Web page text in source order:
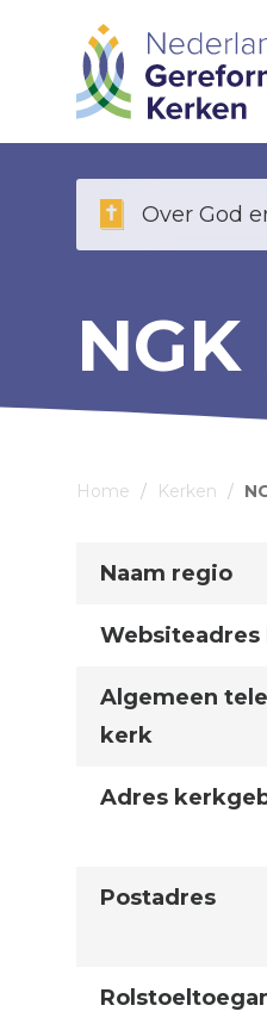
Skip
navigation
Over God
Home / Kerken /
Naam regio
Websiteadres
Algemeen
kerk
Adres
Postadres